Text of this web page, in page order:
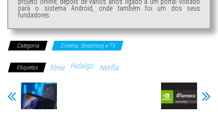
para o sistema Android, onde também foi um dos seus
fundadores.
Categoria Cinema, Streaming e TV
Etiquetas filme Hidalgo Netflix